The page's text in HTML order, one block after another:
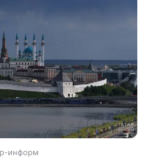
информ